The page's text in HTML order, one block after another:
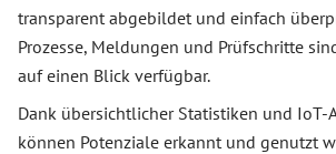
transparent abgebildet und einfach
Prozesse, Meldungen und Prüfschritte
auf einen Blick verfügbar.
Dank übersichtlicher Statistiken und IoT-
können Potenziale erkannt und genutzt